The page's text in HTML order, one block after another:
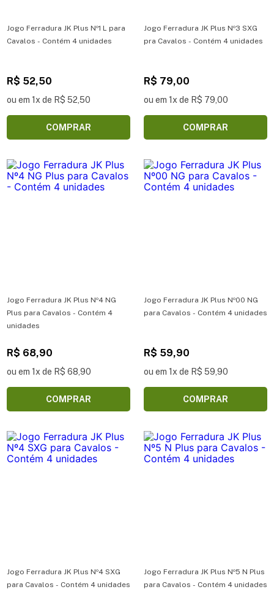
Jogo Ferradura JK Plus Nº1 L para
Cavalos - Contém 4 unidades
R$ 52,50
ou em 1x de R$ 52,50
COMPRAR
Jogo Ferradura JK Plus Nº3 SXG
pra Cavalos - Contém 4 unidades
R$ 79,00
ou em 1x de R$ 79,00
COMPRAR
Jogo Ferradura JK Plus Nº4 NG
Plus para Cavalos - Contém 4
unidades
R$ 68,90
ou em 1x de R$ 68,90
COMPRAR
Jogo Ferradura JK Plus Nº00 NG
para Cavalos - Contém 4 unidades
R$ 59,90
ou em 1x de R$ 59,90
COMPRAR
Jogo Ferradura JK Plus Nº4 SXG
para Cavalos - Contém 4 unidades
Jogo Ferradura JK Plus Nº5 N Plus
para Cavalos - Contém 4 unidades